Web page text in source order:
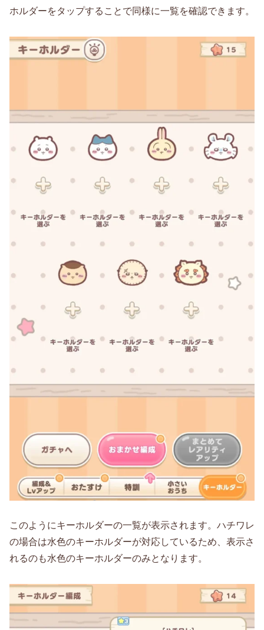
ホルダーをタップすることで同様に一覧を確認できます。
このようにキーホルダーの一覧が表示されます。ハチワレ
の場合は水色のキーホルダーが対応しているため、表示さ
れるのも水色のキーホルダーのみとなります。